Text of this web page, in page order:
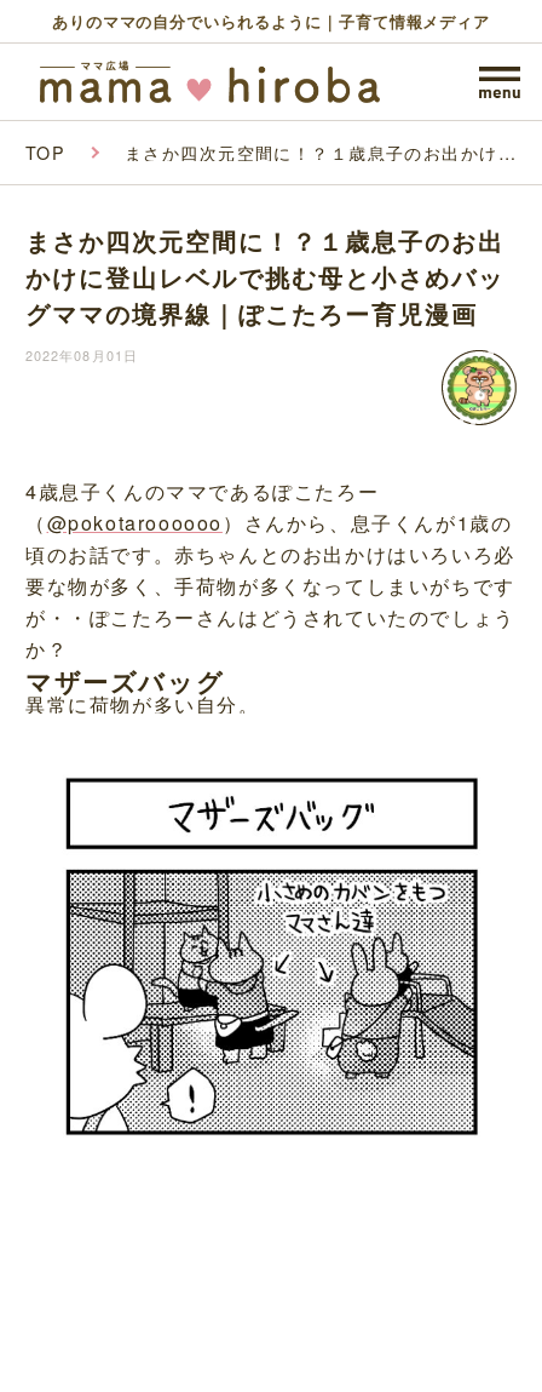
ありのママの自分でいられるように｜子育て情報メディア
TOP まさか四次元空間に！？１歳息子のお出かけに
線｜ぽこたろー育児漫画
まさか四次元空間に！？１歳息子のお出
かけに登山レベルで挑む母と小さめバッ
グママの境界線｜ぽこたろー育児漫画
2022年08月01日
4歳息子くんのママであるぽこたろー
（@pokotaroooooo）さんから、息子くんが1歳の
頃のお話です。赤ちゃんとのお出かけはいろいろ必
要な物が多く、手荷物が多くなってしまいがちです
が・・ぽこたろーさんはどうされていたのでしょう
か？
マザーズバッグ
異常に荷物が多い自分。